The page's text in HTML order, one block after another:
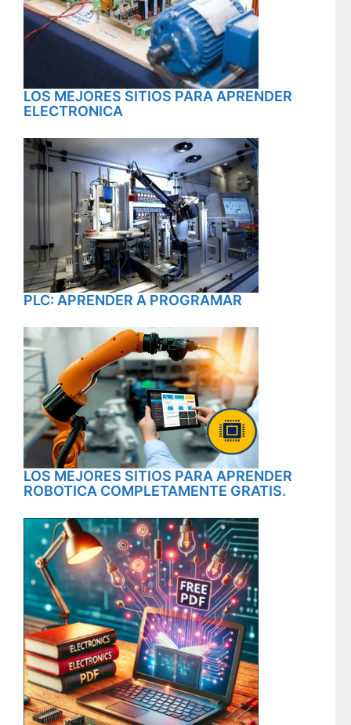
LOS MEJORES SITIOS PARA APRENDER
ELECTRONICA
PLC: APRENDER A PROGRAMAR
LOS MEJORES SITIOS PARA APRENDER
ROBOTICA COMPLETAMENTE GRATIS.